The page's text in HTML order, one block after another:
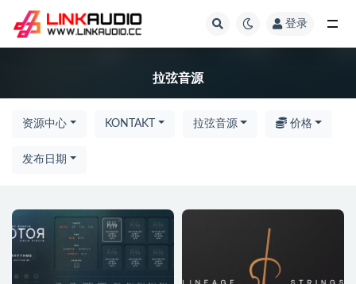
登录
拉弦音源
资源中心 KONTAKT 拉弦音源 价格
发布日期